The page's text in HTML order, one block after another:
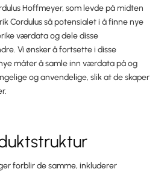
Hoffmeyer, som levde på midten
Cordulus så potensialet i å finne nye
værdata og dele disse
Vi ønsker å fortsette i disse
måter å samle inn værdata på og
og anvendelige, slik at de skaper
forblir de samme, inkluderer